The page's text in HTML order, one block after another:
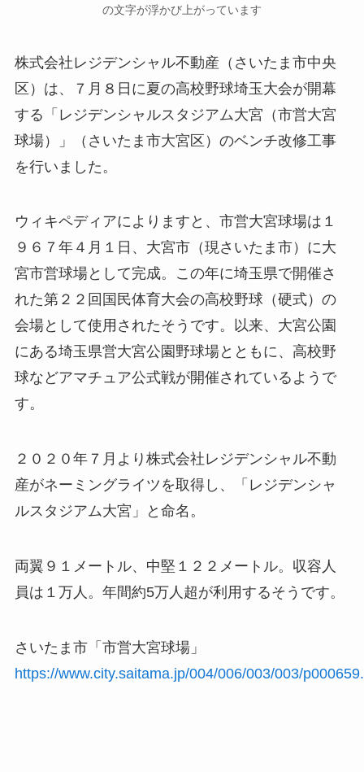
の文字が浮かび上がっています
株式会社レジデンシャル不動産（さいたま市中央
区）は、７月８日に夏の高校野球埼玉大会が開幕
する「レジデンシャルスタジアム大宮（市営大宮
球場）」（さいたま市大宮区）のベンチ改修工事
を行いました。
ウィキペディアによりますと、市営大宮球場は１
９６７年４月１日、大宮市（現さいたま市）に大
宮市営球場として完成。この年に埼玉県で開催さ
れた第２２回国民体育大会の高校野球（硬式）の
会場として使用されたそうです。以来、大宮公園
にある埼玉県営大宮公園野球場とともに、高校野
球などアマチュア公式戦が開催されているようで
す。
２０２０年７月より株式会社レジデンシャル不動
産がネーミングライツを取得し、「レジデンシャ
ルスタジアム大宮」と命名。
両翼９１メートル、中堅１２２メートル。収容人
員は１万人。年間約5万人超が利用するそうです。
さいたま市「市営大宮球場」
https://www.city.saitama.jp/004/006/003/003/